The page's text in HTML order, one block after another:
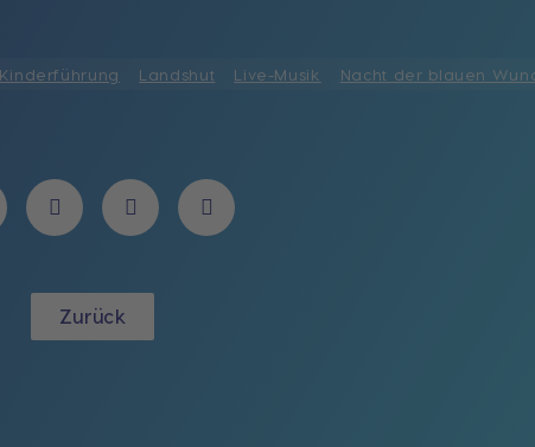
Kinderführung Landshut Live-Musik
Nacht der blauen
Zurück